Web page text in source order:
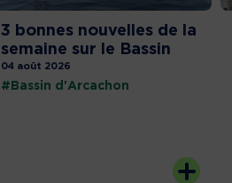
3 bonnes nouvelles de la
semaine sur le Bassin
04 août 2026
#Bassin d'Arcachon